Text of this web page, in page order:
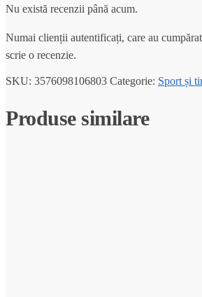
Nu există recenzii până acum.
Numai clienții autentificați, care au
scrie o recenzie.
SKU: 3576098106803 Categorie: Sport și
Produse similare